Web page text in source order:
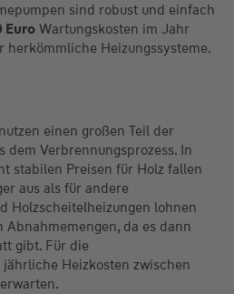
sind robust und einfach
EuroWartungskosten im Jahr
herkömmliche Heizungssysteme.
einen großen Teil der
dem Verbrennungsprozess. In
stabilen Preisen für Holz fallen
aus als für andere
Holzscheitelheizungen lohnen
da es dann
gibt. Für die
Heizkosten zwischen